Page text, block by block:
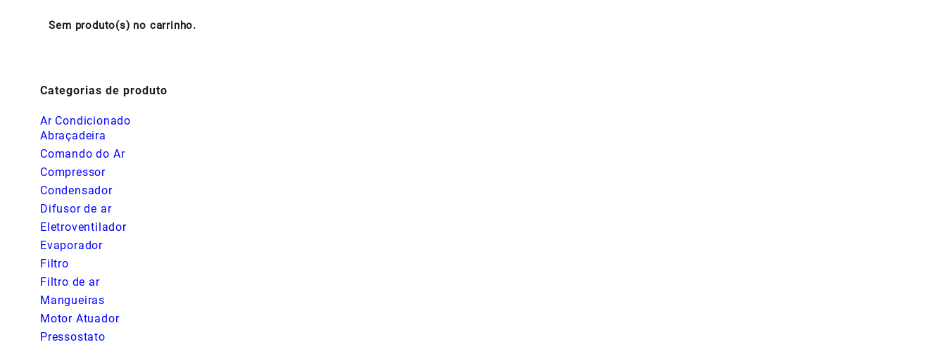
Sem produto(s) no carrinho.
Categorias de produto
Ar Condicionado
Abraçadeira
Comando do Ar
Compressor
Condensador
Difusor de ar
Eletroventilador
Evaporador
Filtro
Filtro de ar
Mangueiras
Motor Atuador
Pressostato